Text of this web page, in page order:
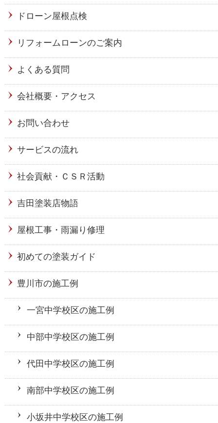
ドローン屋根点検
リフォームローンのご案内
よくある質問
会社概要・アクセス
お問い合わせ
サービスの流れ
社会貢献・ＣＳＲ活動
吉田塗装店物語
屋根工事・雨漏り修理
初めての塗装ガイド
豊川市の施工例
一宮中学校区の施工例
中部中学校区の施工例
代田中学校区の施工例
南部中学校区の施工例
小坂井中学校区の施工例